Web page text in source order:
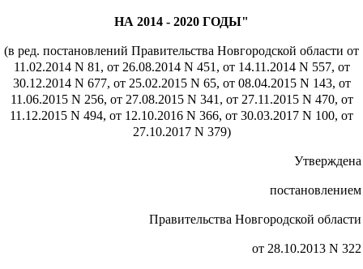
НА 2014 - 2020 ГОДЫ"
(в ред. постановлений Правительства Новгородской области от
11.02.2014 N 81, от 26.08.2014 N 451, от 14.11.2014 N 557, от
30.12.2014 N 677, от 25.02.2015 N 65, от 08.04.2015 N 143, от
11.06.2015 N 256, от 27.08.2015 N 341, от 27.11.2015 N 470, от
11.12.2015 N 494, от 12.10.2016 N 366, от 30.03.2017 N 100, от
27.10.2017 N 379)
Утверждена
постановлением
Правительства Новгородской области
от 28.10.2013 N 322